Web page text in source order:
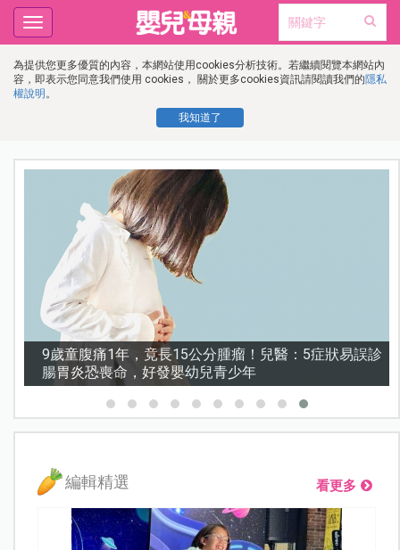
為提供您更多優質的內容，本網站使用cookies分析技術。若繼續閱覽本網站內
容，即表示您同意我們使用 cookies， 關於更多cookies資訊請閱讀我們的隱私
權說明 。
我知道了
Toggle
navigation
謝沛恩︱挺孕肚甜喊「想生五個」！孕期照樣睡地板，
甜曝老公「摔斷手」反變求婚契機
編輯精選 看更多